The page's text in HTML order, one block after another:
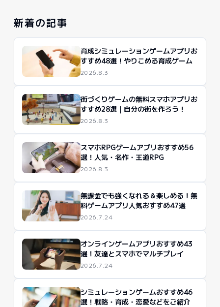
新着の記事
育成シミュレーションゲームアプリお
すすめ48選！やりこめる育成ゲーム
2026.8.3
街づくりゲームの無料スマホアプリお
すすめ28選｜自分の街を作ろう！
2026.8.3
スマホRPGゲームアプリおすすめ56
選！人気・名作・王道RPG
2026.8.3
無課金でも強くなれる＆楽しめる！無
料ゲームアプリ人気おすすめ47選
2026.7.24
オンラインゲームアプリおすすめ43
選！友達とスマホでマルチプレイ
2026.7.24
シミュレーションゲームおすすめ46
選！戦略・育成・恋愛などをご紹介